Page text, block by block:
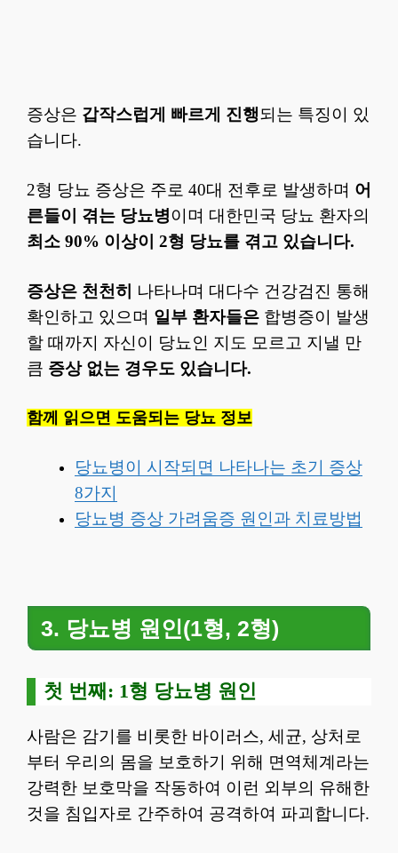
증상은 갑작스럽게 빠르게 진행되는 특징이 있
습니다.
2형 당뇨 증상은 주로 40대 전후로 발생하며 어
른들이 겪는 당뇨병이며 대한민국 당뇨 환자의
최소 90% 이상이 2형 당뇨를 겪고 있습니다.
증상은 천천히 나타나며 대다수 건강검진 통해
확인하고 있으며 일부 환자들은 합병증이 발생
할 때까지 자신이 당뇨인 지도 모르고 지낼 만
큼 증상 없는 경우도 있습니다.
함께 읽으면 도움되는 당뇨 정보
당뇨병이 시작되면 나타나는 초기 증상
8가지
당뇨병 증상 가려움증 원인과 치료방법
3. 당뇨병 원인(1형, 2형)
첫 번째: 1형 당뇨병 원인
사람은 감기를 비롯한 바이러스, 세균, 상처로
부터 우리의 몸을 보호하기 위해 면역체계라는
강력한 보호막을 작동하여 이런 외부의 유해한
것을 침입자로 간주하여 공격하여 파괴합니다.